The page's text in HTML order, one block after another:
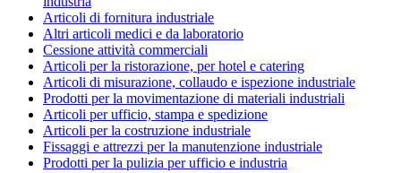
Articoli di fornitura industriale
Altri articoli medici e da laboratorio
Cessione attività commerciali
Articoli per la ristorazione, per hotel e catering
Articoli di misurazione, collaudo e ispezione industriale
Prodotti per la movimentazione di materiali industriali
Articoli per ufficio, stampa e spedizione
Articoli per la costruzione industriale
Fissaggi e attrezzi per la manutenzione industriale
Prodotti per la pulizia per ufficio e industria